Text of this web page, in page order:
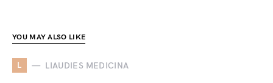
YOU MAY ALSO LIKE
L LIAUDIES MEDICINA